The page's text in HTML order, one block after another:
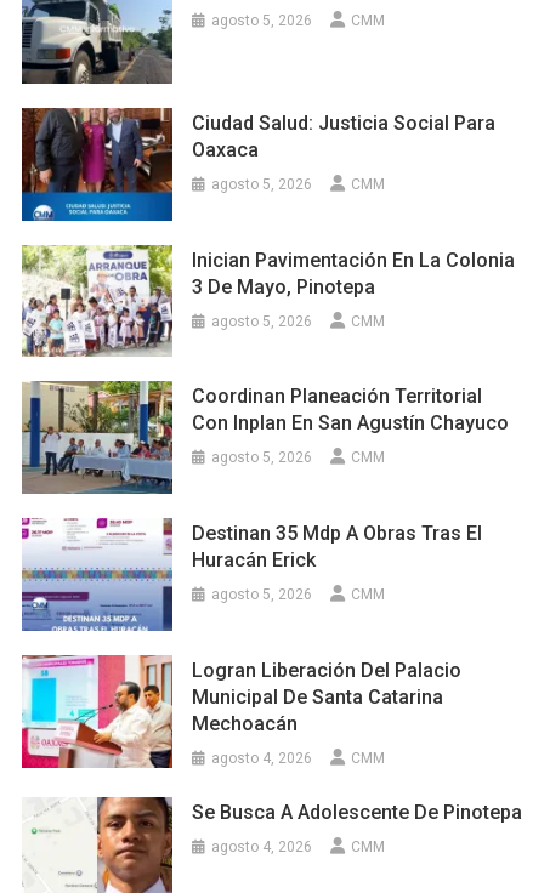
agosto 5, 2026 CMM
Ciudad Salud: Justicia Social Para
Oaxaca
agosto 5, 2026 CMM
Inician Pavimentación En La Colonia
3 De Mayo, Pinotepa
agosto 5, 2026 CMM
Coordinan Planeación Territorial
Con Inplan En San Agustín Chayuco
agosto 5, 2026 CMM
Destinan 35 Mdp A Obras Tras El
Huracán Erick
agosto 5, 2026 CMM
Logran Liberación Del Palacio
Municipal De Santa Catarina
Mechoacán
agosto 4, 2026 CMM
Se Busca A Adolescente De Pinotepa
agosto 4, 2026 CMM